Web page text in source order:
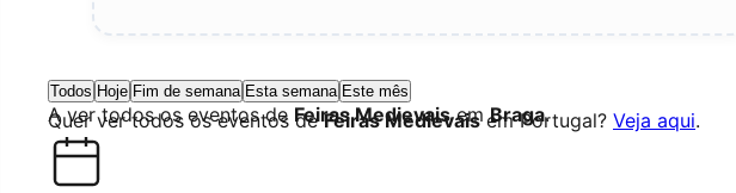
Todos Hoje Fim de semana Esta semana Este mês
A ver todos os eventos de Feiras MedievaisemBraga.
Quer ver todos os eventos deFeiras Medievaisem Portugal? Veja aqui.